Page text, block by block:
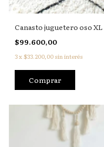
Canasto juguetero oso XL
$99.600,00
3x$33.200,00 sin interés
Comprar